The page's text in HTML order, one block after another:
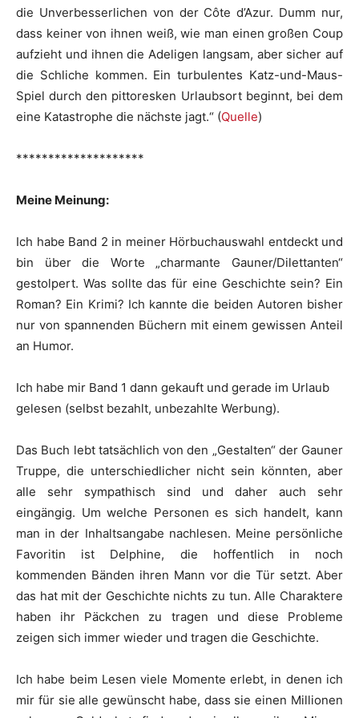
die Unverbesserlichen von der Côte d’Azur. Dumm nur,
dass keiner von ihnen weiß, wie man einen großen Coup
aufzieht und ihnen die Adeligen langsam, aber sicher auf
die Schliche kommen. Ein turbulentes Katz-und-Maus-
Spiel durch den pittoresken Urlaubsort beginnt, bei dem
eine Katastrophe die nächste jagt.“ (Quelle)
********************
Meine Meinung:
Ich habe Band 2 in meiner Hörbuchauswahl entdeckt und
bin über die Worte „charmante Gauner/Dilettanten“
gestolpert. Was sollte das für eine Geschichte sein? Ein
Roman? Ein Krimi? Ich kannte die beiden Autoren bisher
nur von spannenden Büchern mit einem gewissen Anteil
an Humor.
Ich habe mir Band 1 dann gekauft und gerade im Urlaub
gelesen (selbst bezahlt, unbezahlte Werbung).
Das Buch lebt tatsächlich von den „Gestalten“ der Gauner
Truppe, die unterschiedlicher nicht sein könnten, aber
alle sehr sympathisch sind und daher auch sehr
eingängig. Um welche Personen es sich handelt, kann
man in der Inhaltsangabe nachlesen. Meine persönliche
Favoritin ist Delphine, die hoffentlich in noch
kommenden Bänden ihren Mann vor die Tür setzt. Aber
das hat mit der Geschichte nichts zu tun. Alle Charaktere
haben ihr Päckchen zu tragen und diese Probleme
zeigen sich immer wieder und tragen die Geschichte.
Ich habe beim Lesen viele Momente erlebt, in denen ich
mir für sie alle gewünscht habe, dass sie einen Millionen